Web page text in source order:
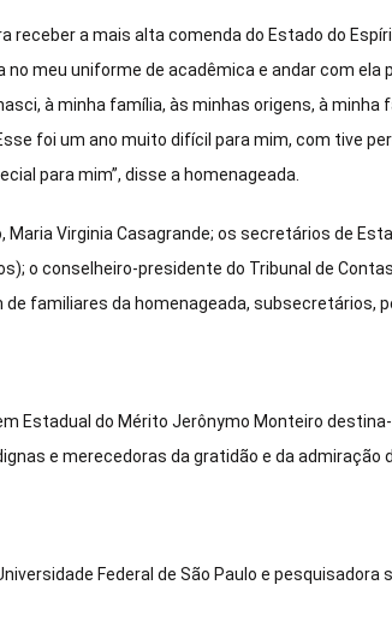
receber a mais alta comenda do Estado do
meu uniforme de acadêmica e andar com ela
à minha família, às minhas origens, à minha
foi um ano muito difícil para mim, com tive
para mim”, disse a homenageada.
Virginia Casagrande; os secretários de
o conselheiro-presidente do Tribunal de
de familiares da homenageada, subsecretários,
Estadual do Mérito Jerônymo Monteiro
e merecedoras da gratidão e da admiração
Federal de São Paulo e pesquisadora